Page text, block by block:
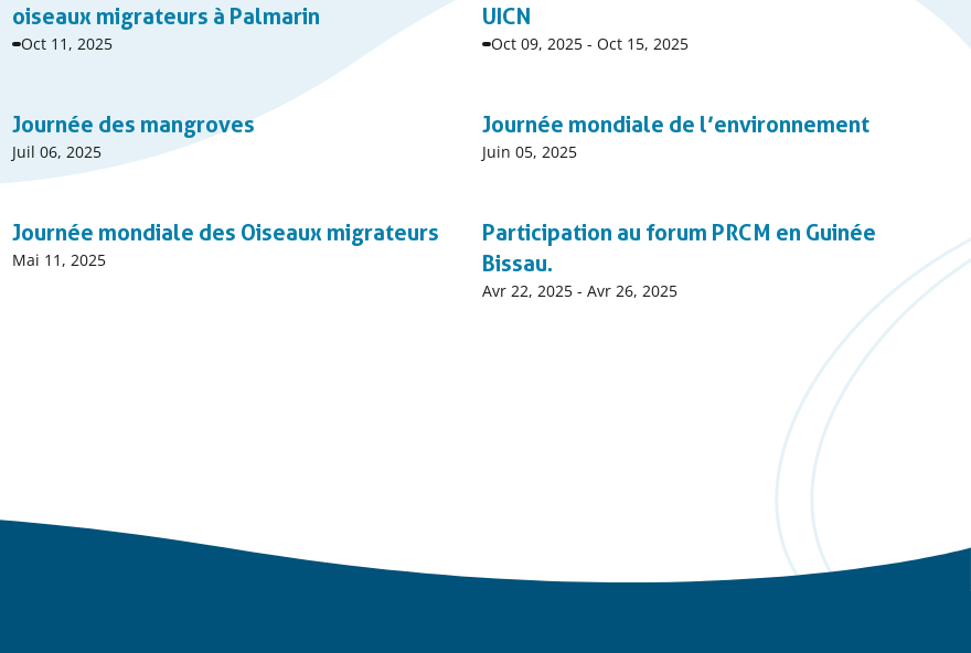
oiseaux migrateurs à Palmarin
Date
Oct 11, 2025
UICN
Date
Oct 09, 2025 -Oct 15, 2025
Journée des mangroves
Date
début
Juil 06, 2025
Journée mondiale de l’environnement
Date
Juin 05, 2025
Journée mondiale des Oiseaux migrateurs
Date
Mai 11, 2025
Participation au forum PRCM en Guinée
Bissau.
Date
Avr 22, 2025 -Avr 26, 2025